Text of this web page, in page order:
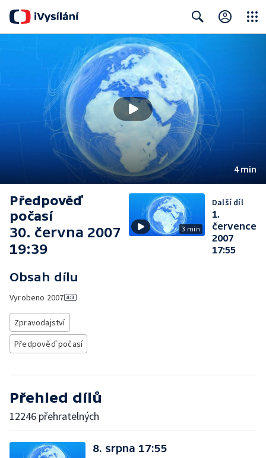
4 min
Předpověď
počasí
30. června 2007
19:39
Obsah dílu
Vyrobeno 2007
Zpravodajství
Předpověď počasí
3 min
Další díl
1.
července
2007
17:55
Přehled dílů
12246 přehratelných
8. srpna 17:55